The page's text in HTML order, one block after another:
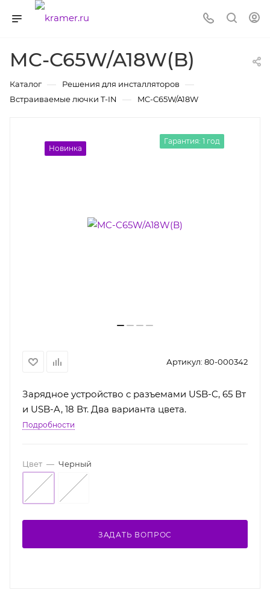
MC-C65W/A18W(B)
Каталог — Решения для инсталляторов —
Встраиваемые лючки T-IN — MC-C65W/A18W
Новинка
Гарантия: 1 год
Артикул: 80-000342
Зарядное устройство с разъемами USB-C, 65 Вт
и USB-A, 18 Вт. Два варианта цвета.
Подробности
Цвет — Черный
ЗАДАТЬ ВОПРОС